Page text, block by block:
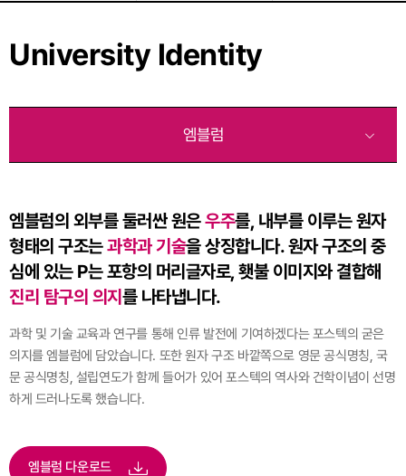
University Identity
엠블럼
엠블럼의 외부를 둘러싼 원은우주를, 내부를 이루는 원자
형태의 구조는과학과 기술을 상징합니다.원자 구조의 중
심에 있는 P는 포항의 머리글자로, 횃불 이미지와 결합해
진리 탐구의 의지 를 나타냅니다.
과학 및 기술 교육과 연구를 통해 인류 발전에 기여하겠다는 포스텍의 굳은
의지를 엠블럼에 담았습니다. 또한 원자 구조 바깥쪽으로 영문 공식명칭, 국
문 공식명칭, 설립연도가 함께 들어가 있어 포스텍의 역사와 건학이념이 선명
하게 드러나도록 했습니다.
엠블럼 다운로드